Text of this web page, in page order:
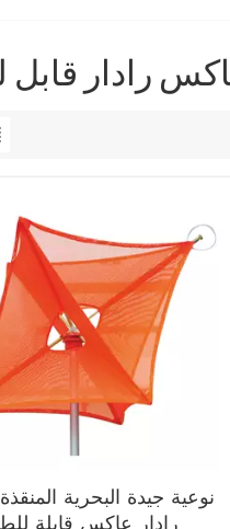
رادار
نوعية جيدة البحرية المنقذة